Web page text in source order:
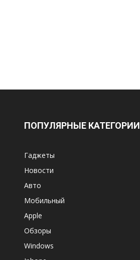
ПОПУЛЯРНЫЕ КАТЕГОРИИ
Гаджеты
Новости
Авто
Мобильный
Apple
Обзоры
Windows